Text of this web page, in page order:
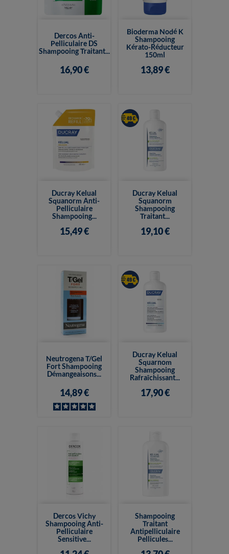
Dercos Anti-
Pelliculaire DS
Shampooing Traitant...
16,90 €
Bioderma Nodé K
Shampooing
Kérato-Réducteur
150ml
13,89 €
Ducray Kelual
Squanorm Anti-
Pelliculaire
Shampooing...
15,49 €
Ducray Kelual
Squanorm
Shampooing
Traitant...
19,10 €
Neutrogena T/Gel
Fort Shampooing
Démangeaisons...
14,89 €
Ducray Kelual
Squarnom
Shampooing
Rafraîchissant...
17,90 €
Dercos Vichy
Shampooing Anti-
Pelliculaire
Sensitive...
Shampooing
Traitant
Antipelliculaire
Pellicules...